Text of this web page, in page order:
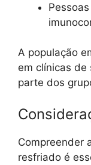
A população
em clínicas de
parte dos
Compreender
resfriado é